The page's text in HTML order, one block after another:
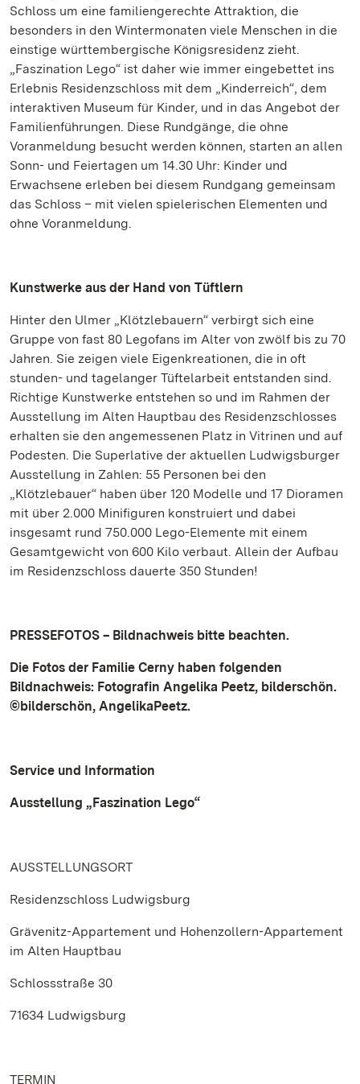
Schloss um eine familiengerechte Attraktion, die
besonders in den Wintermonaten viele Menschen in die
einstige württembergische Königsresidenz zieht.
„Faszination Lego“ ist daher wie immer eingebettet ins
Erlebnis Residenzschloss mit dem „Kinderreich“, dem
interaktiven Museum für Kinder, und in das Angebot der
Familienführungen. Diese Rundgänge, die ohne
Voranmeldung besucht werden können, starten an allen
Sonn- und Feiertagen um 14.30 Uhr: Kinder und
Erwachsene erleben bei diesem Rundgang gemeinsam
das Schloss – mit vielen spielerischen Elementen und
ohne Voranmeldung.
Kunstwerke aus der Hand von Tüftlern
Hinter den Ulmer „Klötzlebauern“ verbirgt sich eine
Gruppe von fast 80 Legofans im Alter von zwölf bis zu 70
Jahren. Sie zeigen viele Eigenkreationen, die in oft
stunden- und tagelanger Tüftelarbeit entstanden sind.
Richtige Kunstwerke entstehen so und im Rahmen der
Ausstellung im Alten Hauptbau des Residenzschlosses
erhalten sie den angemessenen Platz in Vitrinen und auf
Podesten. Die Superlative der aktuellen Ludwigsburger
Ausstellung in Zahlen: 55 Personen bei den
„Klötzlebauer“ haben über 120 Modelle und 17 Dioramen
mit über 2.000 Minifiguren konstruiert und dabei
insgesamt rund 750.000 Lego-Elemente mit einem
Gesamtgewicht von 600 Kilo verbaut. Allein der Aufbau
im Residenzschloss dauerte 350 Stunden!
PRESSEFOTOS – Bildnachweis bitte beachten.
Die Fotos der Familie Cerny haben folgenden
Bildnachweis: Fotografin Angelika Peetz, bilderschön.
©bilderschön, AngelikaPeetz.
Service und Information
Ausstellung „Faszination Lego“
AUSSTELLUNGSORT
Residenzschloss Ludwigsburg
Grävenitz-Appartement und Hohenzollern-Appartement
im Alten Hauptbau
Schlossstraße 30
71634 Ludwigsburg
TERMIN